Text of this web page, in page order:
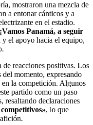
mostraron una mezcla de
a entonar cánticos y a
en el estadio.
Panamá, a seguir
el apoyo hacia el equipo,
de reacciones positivas. Los
momento, expresando
en la competición. Algunos
partido como un paso
resaltando declaraciones
, lo que